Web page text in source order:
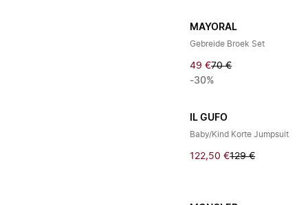
MAYORAL
Gebreide Broek Set
49 €70 €
-30%
IL GUFO
Baby/Kind Korte Jumpsuit
122,50 €129 €